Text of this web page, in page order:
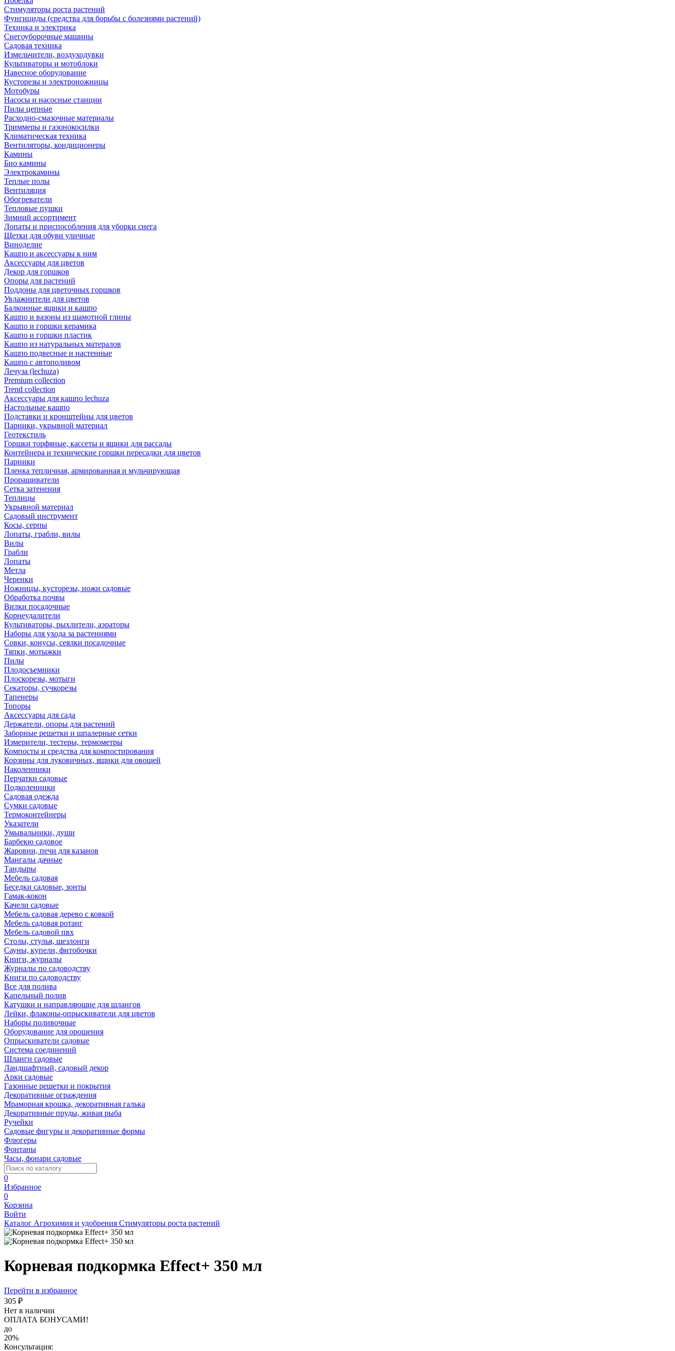
Стимуляторы роста растений
Фунгициды (средства для борьбы с болезнями растений)
Техника и электрика
Снегоуборочные машины
Садовая техника
Измельчители, воздуходувки
Культиваторы и мотоблоки
Навесное оборудование
Кусторезы и электроножницы
Мотобуры
Насосы и насосные станции
Пилы цепные
Расходно-смазочные материалы
Триммеры и газонокосилки
Климатическая техника
Вентиляторы, кондиционеры
Камины
Био камины
Электрокамины
Теплые полы
Вентиляция
Обогреватели
Тепловые пушки
Зимний ассортимент
Лопаты и приспособления для уборки снега
Щетки для обуви уличные
Виноделие
Кашпо и аксессуары к ним
Аксессуары для цветов
Декор для горшков
Опоры для растений
Поддоны для цветочных горшков
Увлажнители для цветов
Балконные ящики и кашпо
Кашпо и вазоны из шамотной глины
Кашпо и горшки керамика
Кашпо и горшки пластик
Кашпо из натуральных матералов
Кашпо подвесные и настенные
Кашпо с автополивом
Лечуза (lechuza)
Premium collection
Trend collection
Аксессуары для кашпо lechuza
Настольные кашпо
Подставки и кронштейны для цветов
Парники, укрывной материал
Геотекстиль
Горшки торфяные, кассеты и ящики для рассады
Контейнера и технические горшки пересадки для цветов
Парники
Пленка тепличная, армированная и мульчирующая
Проращиватели
Сетка затенения
Теплицы
Укрывной материал
Садовый инструмент
Косы, серпы
Лопаты, грабли, вилы
Вилы
Грабли
Лопаты
Метла
Черенки
Ножницы, кусторезы, ножи садовые
Обработка почвы
Вилки посадочные
Корнеудалители
Культиваторы, рыхлители, аэраторы
Наборы для ухода за растениями
Совки, конусы, сеялки посадочные
Тяпки, мотыжки
Пилы
Плодосъемники
Плоскорезы, мотыги
Секаторы, сучкорезы
Тапенеры
Топоры
Аксессуары для сада
Держатели, опоры для растений
Заборные решетки и шпалерные сетки
Измерители, тестеры, термометры
Компосты и средства для компостирования
Корзины для луковичных, ящики для овощей
Наколенники
Перчатки садовые
Подколенники
Садовая одежда
Сумки садовые
Термоконтейнеры
Указатели
Умывальники, души
Барбекю садовое
Жаровни, печи для казанов
Мангалы дачные
Тандыры
Мебель садовая
Беседки садовые, зонты
Гамак-кокон
Качели садовые
Мебель садовая дерево с ковкой
Мебель садовая ротанг
Мебель садовой пвх
Столы, стулья, шезлонги
Сауны, купели, фитобочки
Книги, журналы
Журналы по садоводству
Книги по садоводству
Все для полива
Капельный полив
Катушки и направляюшие для шлангов
Лейки, флаконы-опрыскиватели для цветов
Наборы поливочные
Оборудование для орошения
Опрыскиватели садовые
Система соединений
Шланги садовые
Ландшафтный, садовый декор
Арки садовые
Газонные решетки и покрытия
Декоративные ограждения
Мраморная крошка, декоративная галька
Декоративные пруды, живая рыба
Ручейки
Садовые фигуры и декоративные формы
Флюгеры
Фонтаны
Часы, фонари садовые
0
Избранное
0
Корзина
Войти
Каталог Агрохимия и удобрения Стимуляторы роста растений
Корневая подкормка Effect+ 350 мл
Перейти в избранное
305 ₽
Нет в наличии
ОПЛАТА БОНУСАМИ!
до
20%
Консультация: